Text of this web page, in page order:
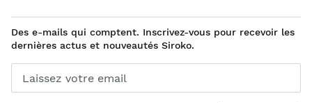
Des e-mails qui comptent. Inscrivez-vous pour recevoir les
dernières actus et nouveautés Siroko.
Laissez votre email